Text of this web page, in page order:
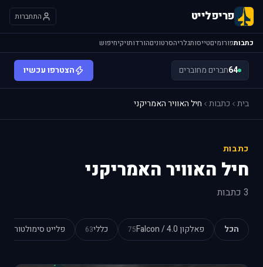
פריפלייט התחברות
כתבותפורומיםטייסותגלריהסרטוניםהורדותויקיחיפוש
64חברים מחוברים הצטרפו עכשיו
בית כתבות חיל האוויר האמריקני
כתבות
חיל האוויר האמריקני
3 כתבות
הכל פאלקון 4.0 / Falcon 75 כללי63 פלייט סימולטור